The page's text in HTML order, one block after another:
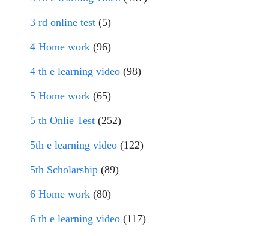
3 rd online test (5)
4 Home work (96)
4 th e learning video (98)
5 Home work (65)
5 th Onlie Test (252)
5th e learning video (122)
5th Scholarship (89)
6 Home work (80)
6 th e learning video (117)